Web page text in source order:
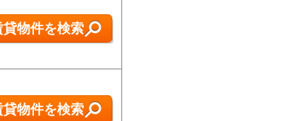
貸物件を検索
貸物件を検索